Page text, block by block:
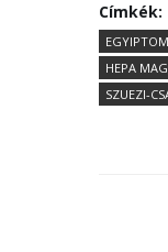
Címkék:
EGYIPTOM
HEPA
SZUEZI-